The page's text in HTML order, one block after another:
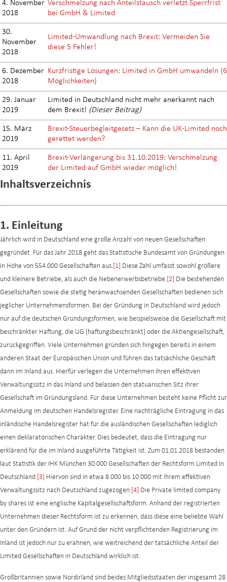
4. November
2018
Verschmelzung nach Anteilstausch verletzt Sperrfrist
bei GmbH & Limited
30.
November
2018
Limited-Umwandlung nach Brexit: Vermeiden Sie
diese 5 Fehler!
6. Dezember
2018
Kurzfristige Lösungen: Limited in GmbH umwandeln (6
Möglichkeiten)
29. Januar
2019
Limited in Deutschland nicht mehr anerkannt nach
dem Brexit! (Dieser Beitrag)
15. März
2019
Brexit-Steuerbegleitgesetz – Kann die UK-Limited noch
gerettet werden?
11. April
2019
Brexit-Verlängerung bis 31.10.2019: Verschmelzung
der Limited auf GmbH wieder möglich!
Inhaltsverzeichnis
1. Einleitung
Jährlich wird in Deutschland eine große Anzahl von neuen Gesellschaften
gegründet. Für das Jahr 2018 geht das Statistische Bundesamt von Gründungen
in Höhe von 554.000 Gesellschaften aus. [1] Diese Zahl umfasst sowohl größere
und kleinere Betriebe, als auch die Nebenerwerbsbetriebe. [2] Die bestehenden
Gesellschaften sowie die stetig heranwachsenden Gesellschaften bedienen sich
jeglicher Unternehmensformen. Bei der Gründung in Deutschland wird jedoch
nur auf die deutschen Gründungsformen, wie beispielsweise die Gesellschaft mit
beschränkter Haftung, die UG (haftungsbeschränkt) oder die Aktiengesellschaft,
zurückgegriffen. Viele Unternehmen gründen sich hingegen bereits in einem
anderen Staat der Europäischen Union und führen das tatsächliche Geschäft
dann im Inland aus. Hierfür verlegen die Unternehmen ihren effektiven
Verwaltungssitz in das Inland und belassen den statuarischen Sitz ihrer
Gesellschaft im Gründungsland. Für diese Unternehmen besteht keine Pflicht zur
Anmeldung im deutschen Handelsregister. Eine nachträgliche Eintragung in das
inländische Handelsregister hat für die ausländischen Gesellschaften lediglich
einen deklaratorischen Charakter. Dies bedeutet, dass die Eintragung nur
erklärend für die im Inland ausgeführte Tätigkeit ist. Zum 01.01.2018 bestanden
laut Statistik der IHK München 30.000 Gesellschaften der Rechtsform Limited in
Deutschland. [3] Hiervon sind in etwa 8.000 bis 10.000 mit ihrem effektiven
Verwaltungssitz nach Deutschland zugezogen. [4] Die Private limited company
by shares ist eine englische Kapitalgesellschaftsform. Anhand der registrierten
Unternehmen dieser Rechtsform ist zu erkennen, dass diese eine beliebte Wahl
unter den Gründern ist. Auf Grund der nicht verpflichtenden Registrierung im
Inland ist jedoch nur zu erahnen, wie weitreichend der tatsächliche Anteil der
Limited Gesellschaften in Deutschland wirklich ist.
Großbritannien sowie Nordirland sind beides Mitgliedsstaaten der insgesamt 28